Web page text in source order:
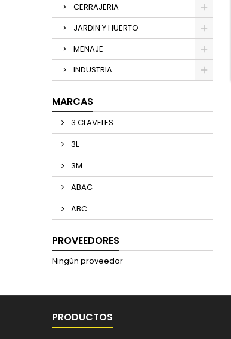
CERRAJERIA
JARDIN Y HUERTO
MENAJE
INDUSTRIA
MARCAS
3 CLAVELES
3L
3M
ABAC
ABC
PROVEEDORES
Ningún proveedor
PRODUCTOS